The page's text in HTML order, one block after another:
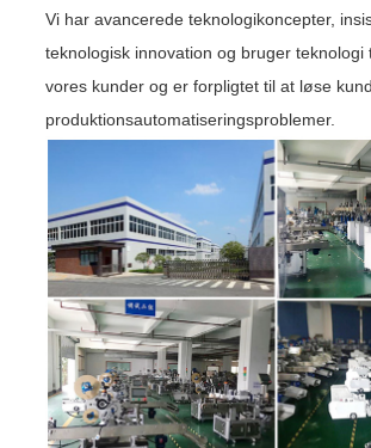
Vi har avancerede teknologikoncepter,
teknologisk innovation og bruger teknologi
vores kunder og er forpligtet til at løse
produktionsautomatiseringsproblemer.